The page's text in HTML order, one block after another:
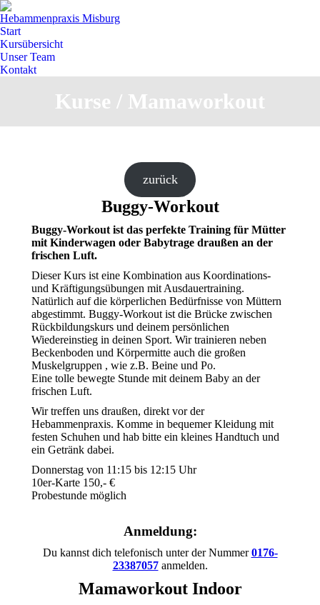
Hebammenpraxis Misburg
Start
Kursübersicht
Unser Team
Kontakt
Kurse / Mamaworkout
Sie befinden sich hier:
zurück
Buggy-Workout
Buggy-Workout ist das perfekte Training für Mütter
mit Kinderwagen oder Babytrage draußen an der
frischen Luft.
Dieser Kurs ist eine Kombination aus Koordinations-
und Kräftigungsübungen mit Ausdauertraining.
Natürlich auf die körperlichen Bedürfnisse von Müttern
abgestimmt. Buggy-Workout ist die Brücke zwischen
Rückbildungskurs und deinem persönlichen
Wiedereinstieg in deinen Sport. Wir trainieren neben
Beckenboden und Körpermitte auch die großen
Muskelgruppen , wie z.B. Beine und Po.
Eine tolle bewegte Stunde mit deinem Baby an der
frischen Luft.
Wir treffen uns draußen, direkt vor der
Hebammenpraxis. Komme in bequemer Kleidung mit
festen Schuhen und hab bitte ein kleines Handtuch und
ein Getränk dabei.
Donnerstag von 11:15 bis 12:15 Uhr
10er-Karte 150,- €
Probestunde möglich
Anmeldung:
Du kannst dich telefonisch unter der Nummer0176-
23387057anmelden.
Mamaworkout Indoor